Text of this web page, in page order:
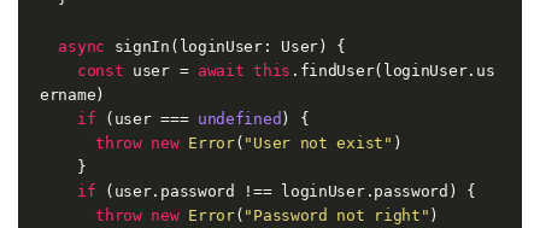
async signIn(loginUser: User) {
const user = await this .findUser(loginUser.us
ername)
if (user === undefined ) {
throw new Error( "User not exist" )
if (user.password !== loginUser.password) {
throw new Error( "Password not right" )